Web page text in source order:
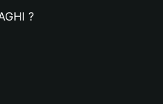
?